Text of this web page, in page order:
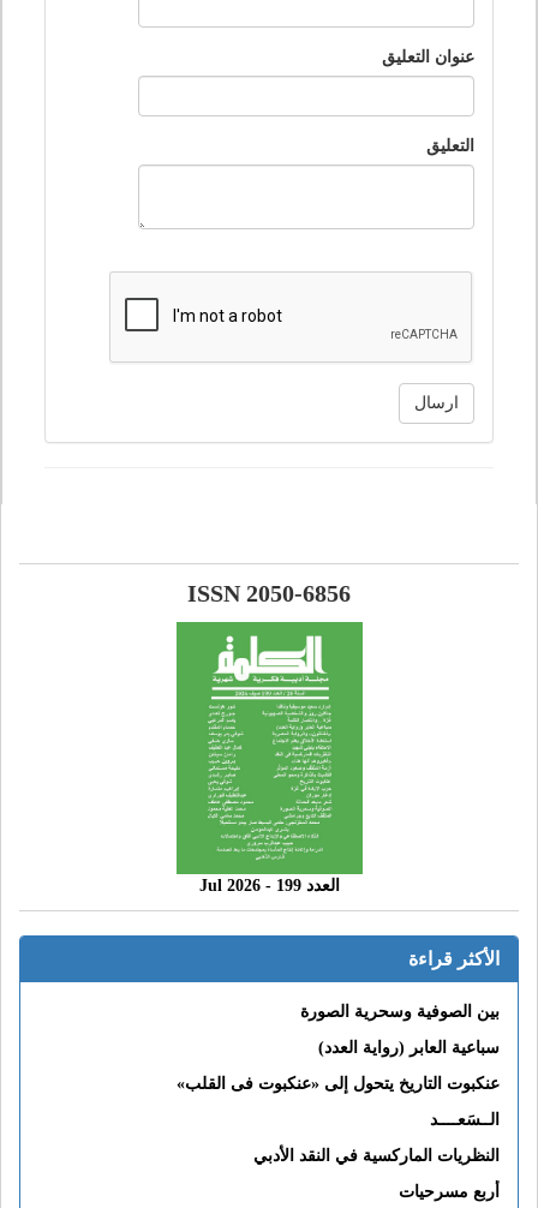
عنوان التعليق
التعليق
ارسال
ISSN 2050-6856
العدد 199 - 2026 Jul
الأكثر قراءة
بين الصوفية وسحرية الصورة
سباعية العابر (رواية العدد)
عنكبوت التاريخ يتحول إلى «عنكبوت فى القلب»
الــسَعــــد
النظريات الماركسية في النقد الأدبي
أربع مسرحيات